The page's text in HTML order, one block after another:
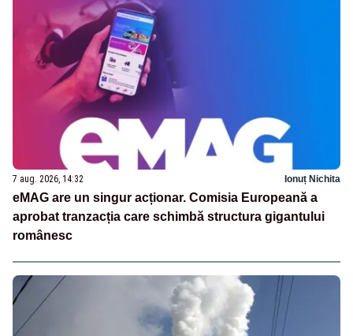
7 aug. 2026, 14:32 Ionuț Nichita
eMAG are un singur acționar. Comisia Europeană a
aprobat tranzacția care schimbă structura gigantului
românesc